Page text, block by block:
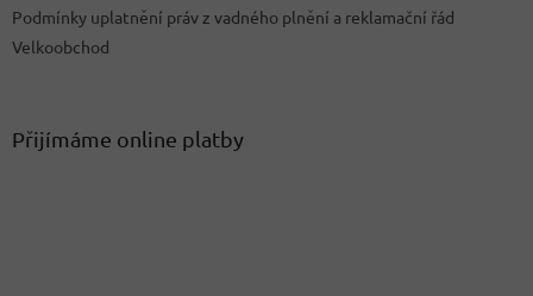
Podmínky uplatnění práv z vadného plnění a reklamační řád
Velkoobchod
Přijímáme online platby